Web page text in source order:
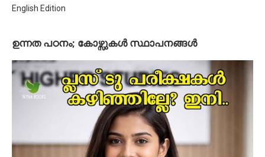
English Edition
ഉന്നത പഠനം; കോഴ്സുകള്‍ സ്ഥാപനങ്ങള്‍